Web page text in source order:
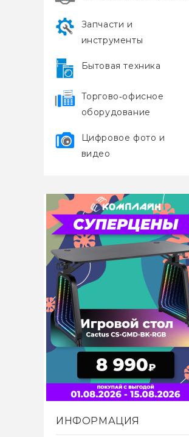
Запчасти и
инструменты
Бытовая техника
Торгово‑офисное
оборудование
Цифровое фото и
видео
ИНФОРМАЦИЯ